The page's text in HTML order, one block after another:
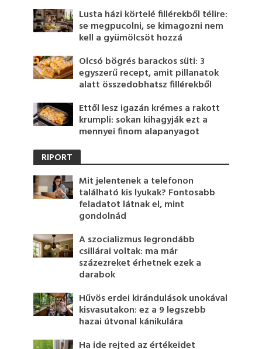
Lusta házi körtelé fillérekből télire:
se megpucolni, se kimagozni nem
kell a gyümölcsöt hozzá
Olcsó bögrés barackos süti: 3
egyszerű recept, amit pillanatok
alatt összedobhatsz fillérekből
Ettől lesz igazán krémes a rakott
krumpli: sokan kihagyják ezt a
mennyei finom alapanyagot
RIPORT
Mit jelentenek a telefonon
található kis lyukak? Fontosabb
feladatot látnak el, mint
gondolnád
A szocializmus legrondább
csillárai voltak: ma már
százezreket érhetnek ezek a
darabok
Hűvös erdei kirándulások unokával
kisvasutakon: ez a 9 legszebb
hazai útvonal kánikulára
Ha ide rejted az értékeidet